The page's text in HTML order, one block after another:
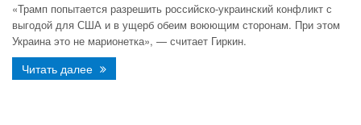
«Трамп попытается разрешить российско-украинский конфликт с
выгодой для США и в ущерб обеим воюющим сторонам. При этом
Украина это не марионетка», — считает Гиркин.
Читать далее